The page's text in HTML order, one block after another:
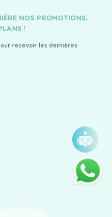
NOS PROMOTIONS,
!
recevoir les dernières